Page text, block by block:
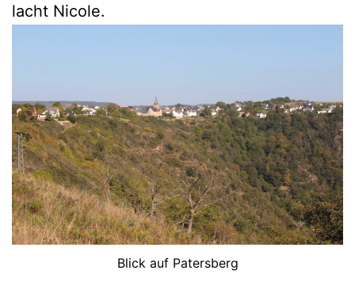
lacht Nicole.
Blick auf Patersberg